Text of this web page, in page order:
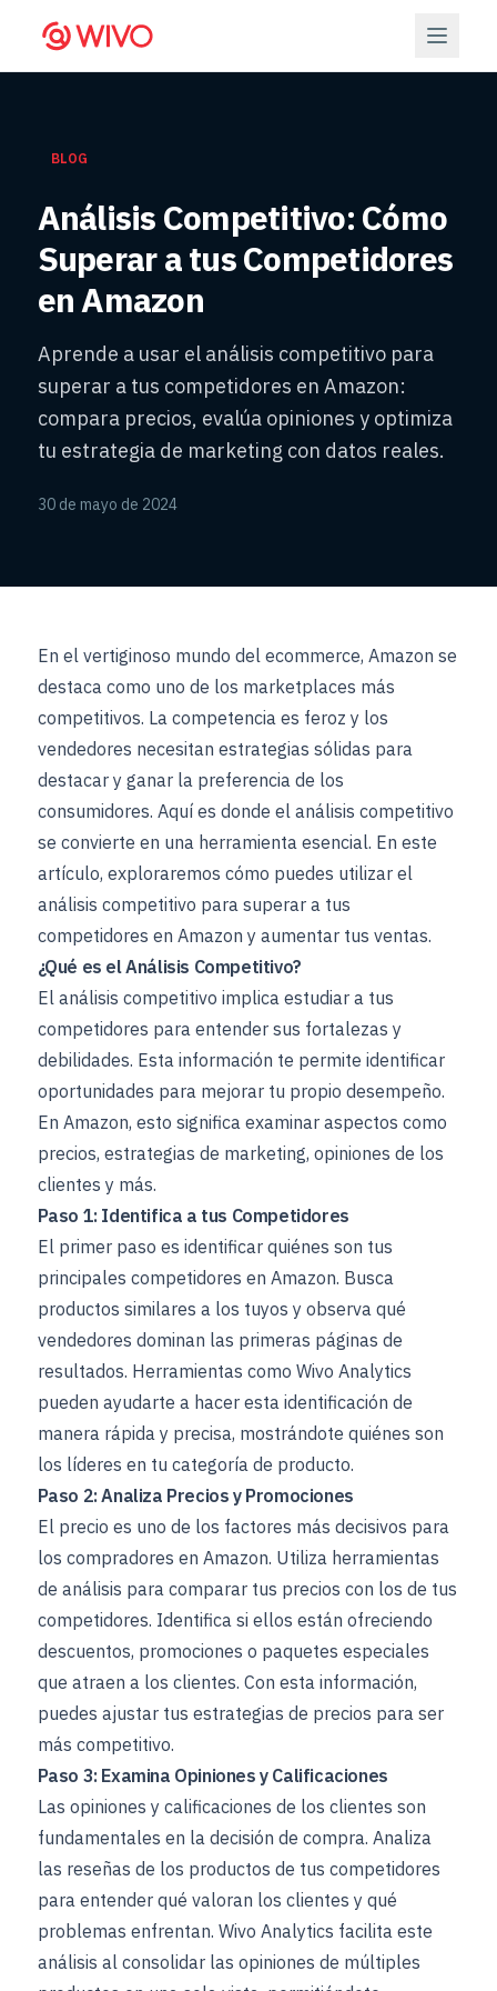
BLOG
Análisis Competitivo: Cómo
Superar a tus Competidores
en Amazon
Aprende a usar el análisis competitivo para
superar a tus competidores en Amazon:
compara precios, evalúa opiniones y optimiza
tu estrategia de marketing con datos reales.
30 de mayo de 2024
En el vertiginoso mundo del ecommerce, Amazon se
destaca como uno de los marketplaces más
competitivos. La competencia es feroz y los
vendedores necesitan estrategias sólidas para
destacar y ganar la preferencia de los
consumidores. Aquí es donde el análisis competitivo
se convierte en una herramienta esencial. En este
artículo, exploraremos cómo puedes utilizar el
análisis competitivo para superar a tus
competidores en Amazon y aumentar tus ventas.
¿Qué es el Análisis Competitivo?
El análisis competitivo implica estudiar a tus
competidores para entender sus fortalezas y
debilidades. Esta información te permite identificar
oportunidades para mejorar tu propio desempeño.
En Amazon, esto significa examinar aspectos como
precios, estrategias de marketing, opiniones de los
clientes y más.
Paso 1: Identifica a tus Competidores
El primer paso es identificar quiénes son tus
principales competidores en Amazon. Busca
productos similares a los tuyos y observa qué
vendedores dominan las primeras páginas de
resultados. Herramientas como Wivo Analytics
pueden ayudarte a hacer esta identificación de
manera rápida y precisa, mostrándote quiénes son
los líderes en tu categoría de producto.
Paso 2: Analiza Precios y Promociones
El precio es uno de los factores más decisivos para
los compradores en Amazon. Utiliza herramientas
de análisis para comparar tus precios con los de tus
competidores. Identifica si ellos están ofreciendo
descuentos, promociones o paquetes especiales
que atraen a los clientes. Con esta información,
puedes ajustar tus estrategias de precios para ser
más competitivo.
Paso 3: Examina Opiniones y Calificaciones
Las opiniones y calificaciones de los clientes son
fundamentales en la decisión de compra. Analiza
las reseñas de los productos de tus competidores
para entender qué valoran los clientes y qué
problemas enfrentan. Wivo Analytics facilita este
análisis al consolidar las opiniones de múltiples